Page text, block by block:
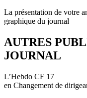
La présentation de votre
graphique du journal
AUTRES
JOURNAL
L’Hebdo CF 17
en Changement de